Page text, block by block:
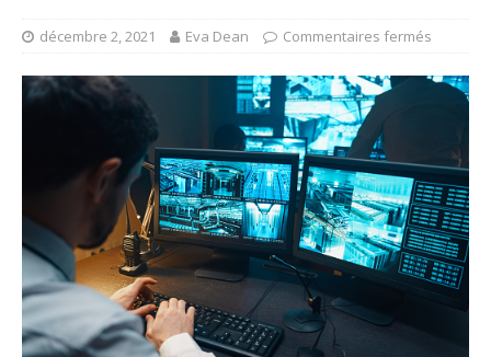
décembre 2, 2021 Eva Dean Commentaires fermés